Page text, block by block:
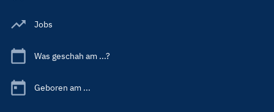
Jobs
Was geschah am ...?
Geboren am ...